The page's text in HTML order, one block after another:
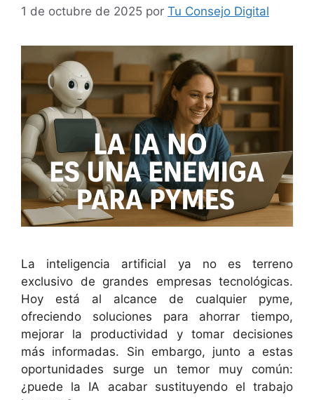
1 de octubre de 2025 por Tu Consejo Digital
La inteligencia artificial ya no es terreno
exclusivo de grandes empresas tecnológicas.
Hoy está al alcance de cualquier pyme,
ofreciendo soluciones para ahorrar tiempo,
mejorar la productividad y tomar decisiones
más informadas. Sin embargo, junto a estas
oportunidades surge un temor muy común:
¿puede la IA acabar sustituyendo el trabajo